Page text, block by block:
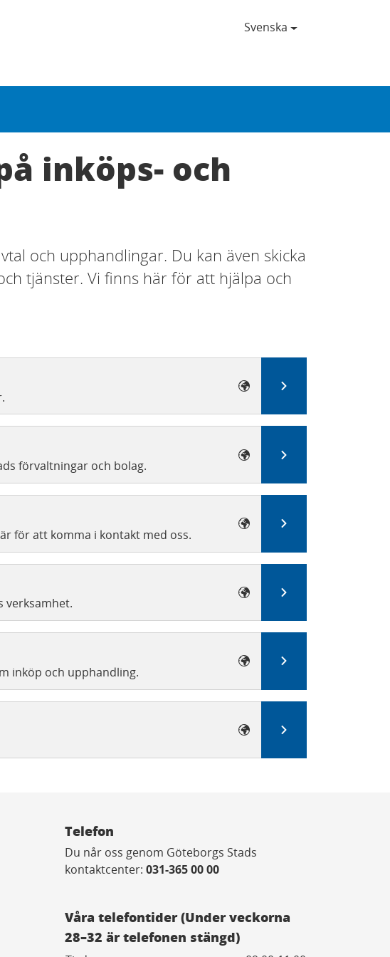
Svenska
inköps- och
och upphandlingar. Du kan även skicka
tjänster. Vi finns här för att hjälpa och
Till e-tjänsten
förvaltningar och bolag. Till e-tjänsten
för att komma i kontakt med oss. Till e-tjänsten
verksamhet. Till e-tjänsten
inköp och upphandling. Till e-tjänsten
Till e-tjänsten
Telefon
Du når oss genom Göteborgs Stads
kontaktcenter: 031-365 00 00
Våra telefontider (Under veckorna
28–32 är telefonen stängd)